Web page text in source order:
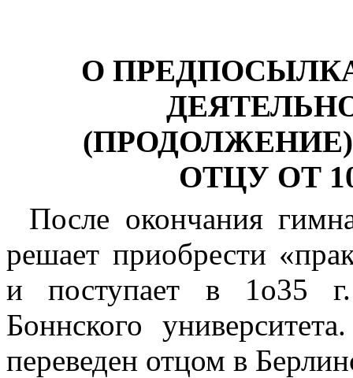
О
ОТЦУ ОТ
После окончания
решает приобрести
и поступает в 1о35
Боннского
переведен отцом в